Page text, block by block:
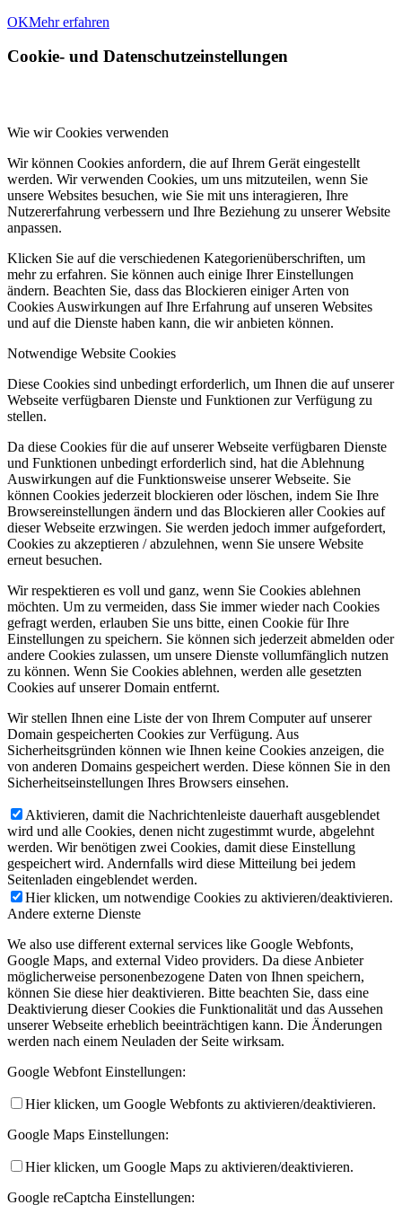
OKMehr erfahren
Cookie- und Datenschutzeinstellungen
Wie wir Cookies verwenden
Wir können Cookies anfordern, die auf Ihrem Gerät eingestellt
werden. Wir verwenden Cookies, um uns mitzuteilen, wenn Sie
unsere Websites besuchen, wie Sie mit uns interagieren, Ihre
Nutzererfahrung verbessern und Ihre Beziehung zu unserer Website
anpassen.
Klicken Sie auf die verschiedenen Kategorienüberschriften, um
mehr zu erfahren. Sie können auch einige Ihrer Einstellungen
ändern. Beachten Sie, dass das Blockieren einiger Arten von
Cookies Auswirkungen auf Ihre Erfahrung auf unseren Websites
und auf die Dienste haben kann, die wir anbieten können.
Notwendige Website Cookies
Diese Cookies sind unbedingt erforderlich, um Ihnen die auf unserer
Webseite verfügbaren Dienste und Funktionen zur Verfügung zu
stellen.
Da diese Cookies für die auf unserer Webseite verfügbaren Dienste
und Funktionen unbedingt erforderlich sind, hat die Ablehnung
Auswirkungen auf die Funktionsweise unserer Webseite. Sie
können Cookies jederzeit blockieren oder löschen, indem Sie Ihre
Browsereinstellungen ändern und das Blockieren aller Cookies auf
dieser Webseite erzwingen. Sie werden jedoch immer aufgefordert,
Cookies zu akzeptieren / abzulehnen, wenn Sie unsere Website
erneut besuchen.
Wir respektieren es voll und ganz, wenn Sie Cookies ablehnen
möchten. Um zu vermeiden, dass Sie immer wieder nach Cookies
gefragt werden, erlauben Sie uns bitte, einen Cookie für Ihre
Einstellungen zu speichern. Sie können sich jederzeit abmelden oder
andere Cookies zulassen, um unsere Dienste vollumfänglich nutzen
zu können. Wenn Sie Cookies ablehnen, werden alle gesetzten
Cookies auf unserer Domain entfernt.
Wir stellen Ihnen eine Liste der von Ihrem Computer auf unserer
Domain gespeicherten Cookies zur Verfügung. Aus
Sicherheitsgründen können wie Ihnen keine Cookies anzeigen, die
von anderen Domains gespeichert werden. Diese können Sie in den
Sicherheitseinstellungen Ihres Browsers einsehen.
Aktivieren, damit die Nachrichtenleiste dauerhaft ausgeblendet
wird und alle Cookies, denen nicht zugestimmt wurde, abgelehnt
werden. Wir benötigen zwei Cookies, damit diese Einstellung
gespeichert wird. Andernfalls wird diese Mitteilung bei jedem
Seitenladen eingeblendet werden.
Hier klicken, um notwendige Cookies zu aktivieren/deaktivieren.
Andere externe Dienste
We also use different external services like Google Webfonts,
Google Maps, and external Video providers. Da diese Anbieter
möglicherweise personenbezogene Daten von Ihnen speichern,
können Sie diese hier deaktivieren. Bitte beachten Sie, dass eine
Deaktivierung dieser Cookies die Funktionalität und das Aussehen
unserer Webseite erheblich beeinträchtigen kann. Die Änderungen
werden nach einem Neuladen der Seite wirksam.
Google Webfont Einstellungen:
Hier klicken, um Google Webfonts zu aktivieren/deaktivieren.
Google Maps Einstellungen:
Hier klicken, um Google Maps zu aktivieren/deaktivieren.
Google reCaptcha Einstellungen: